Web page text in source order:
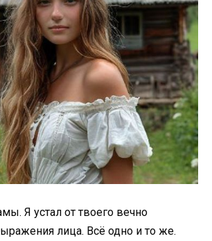
Я устал от твоего вечно
лица. Всё одно и то же.